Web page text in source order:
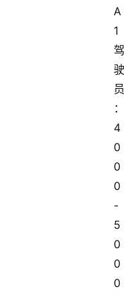
A
1
驾
驶
员
：
4
0
0
0
-
5
0
0
0